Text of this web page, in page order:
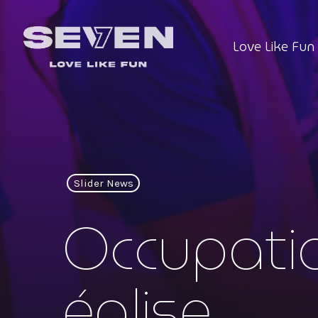
Love Like Fun
Slider News